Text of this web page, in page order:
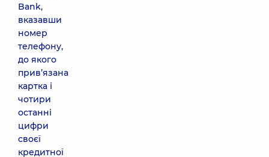
Bank,
вказавши
номер
телефону,
до якого
прив’язана
картка і
чотири
останні
цифри
своєї
кредитної